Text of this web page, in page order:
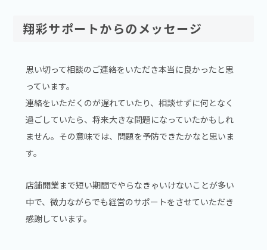
翔彩サポートからのメッセージ
思い切って相談のご連絡をいただき本当に良かったと思
っています。
連絡をいただくのが遅れていたり、相談せずに何となく
過ごしていたら、将来大きな問題になっていたかもしれ
ません。その意味では、問題を予防できたかなと思いま
す。
店舗開業まで短い期間でやらなきゃいけないことが多い
中で、微力ながらでも経営のサポートをさせていただき
感謝しています。